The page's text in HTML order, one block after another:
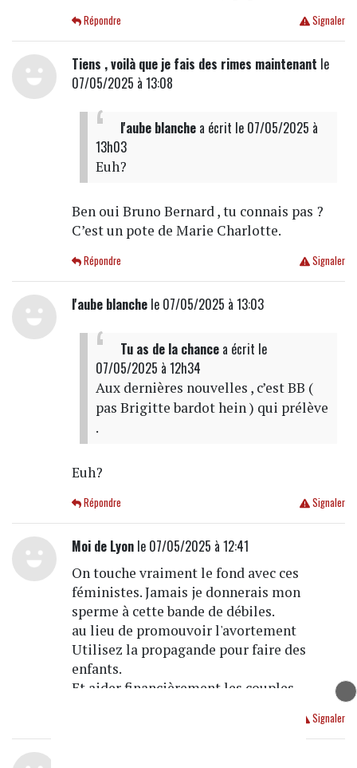
Signaler
Répondre
Tiens , voilà que je fais des rimes maintenant le
07/05/2025 à 13:08
l'aube blanchea écrit le 07/05/2025 à
13h03
Euh?
Ben oui Bruno Bernard , tu connais pas ?
C’est un pote de Marie Charlotte.
Signaler
Répondre
l'aube blanchele 07/05/2025 à 13:03
Tu as de la chancea écrit le
07/05/2025 à 12h34
Aux dernières nouvelles , c’est BB (
pas Brigitte bardot hein ) qui prélève
.
Euh?
Signaler
Répondre
Moi de Lyonle 07/05/2025 à 12:41
On touche vraiment le fond avec ces
féministes. Jamais je donnerais mon
sperme à cette bande de débiles.
au lieu de promouvoir l'avortement
Utilisez la propagande pour faire des
enfants.
Et aider financièrement les couples.
Signaler